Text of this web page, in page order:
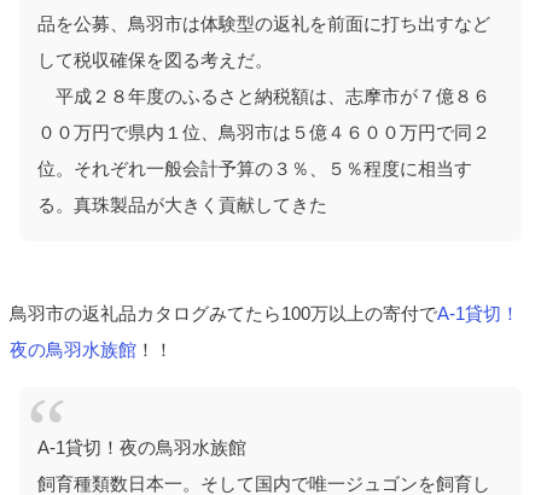
品を公募、鳥羽市は体験型の返礼を前面に打ち出すなど
して税収確保を図る考えだ。
平成２８年度のふるさと納税額は、志摩市が７億８６
００万円で県内１位、鳥羽市は５億４６００万円で同２
位。それぞれ一般会計予算の３％、５％程度に相当す
る。真珠製品が大きく貢献してきた
鳥羽市の返礼品カタログみてたら100万以上の寄付でA-1貸切！
夜の鳥羽水族館 ！！
A-1貸切！夜の鳥羽水族館
飼育種類数日本一。そして国内で唯一ジュゴンを飼育し